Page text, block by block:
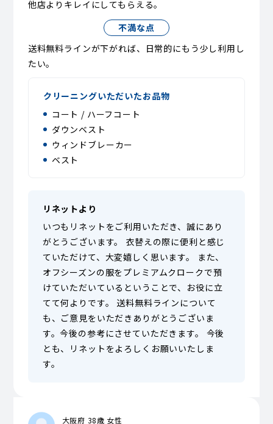
他店よりキレイにしてもらえる。
不満な点
送料無料ラインが下がれば、日常的にもう少し利用し
たい。
クリーニングいただいたお品物
コート / ハーフコート
ダウンベスト
ウィンドブレーカー
ベスト
リネットより
いつもリネットをご利用いただき、誠にあり
がとうございます。 衣替えの際に便利と感じ
ていただけて、大変嬉しく思います。 また、
オフシーズンの服をプレミアムクロークで預
けていただいているということで、お役に立
てて何よりです。 送料無料ラインについて
も、ご意見をいただきありがとうございま
す。今後の参考にさせていただきます。 今後
とも、リネットをよろしくお願いいたしま
す。
大阪府 38歳 女性